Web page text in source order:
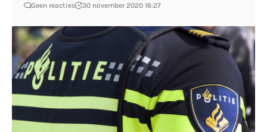
Geen reacties 30 november 2020 16:27